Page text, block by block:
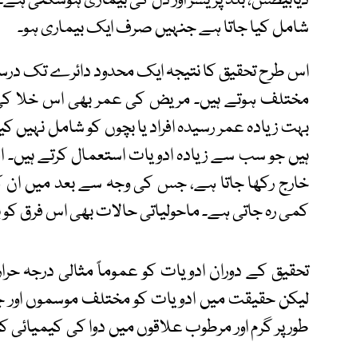
شامل کیا جاتا ہے جنہیں صرف ایک بیماری ہو۔
اس طرح تحقیق کا نتیجہ ایک محدود دائرے تک
مختلف ہوتے ہیں۔ مریض کی عمر بھی اس خلا کی
بہت زیادہ عمر رسیدہ افراد یا بچوں کو شامل نہیں
ہیں جو سب سے زیادہ ادویات استعمال کرتے ہیں۔
خارج رکھا جاتا ہے، جس کی وجہ سے بعد میں
کمی رہ جاتی ہے۔ ماحولیاتی حالات بھی اس فرق کو
تحقیق کے دوران ادویات کو عموماً مثالی درجہ
لیکن حقیقت میں ادویات کو مختلف موسموں اور
طور پر گرم اور مرطوب علاقوں میں دوا کی